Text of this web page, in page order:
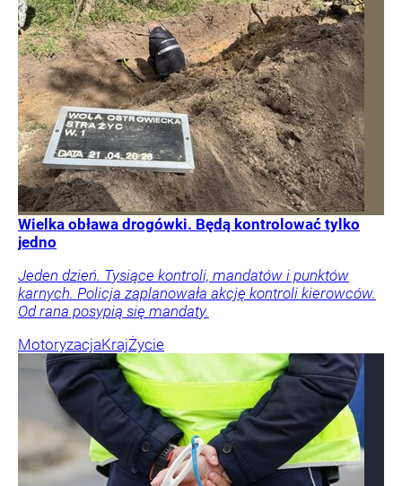
Wielka obława drogówki. Będą kontrolować tylko
jedno
Jeden dzień. Tysiące kontroli, mandatów i punktów
karnych. Policja zaplanowała akcję kontroli kierowców.
Od rana posypią się mandaty.
MotoryzacjaKrajŻycie